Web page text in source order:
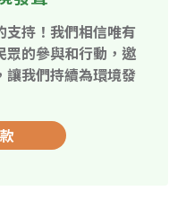
支持！我們相信唯有
眾的參與和行動，邀
讓我們持續為環境發